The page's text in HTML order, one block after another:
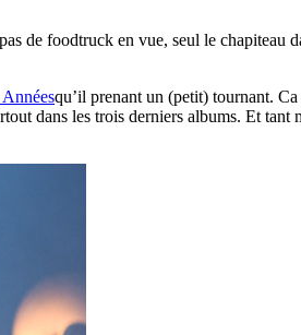
de foodtruck en vue, seul le chapiteau
qu’il prenant un (petit) tournant.
dans les trois derniers albums. Et